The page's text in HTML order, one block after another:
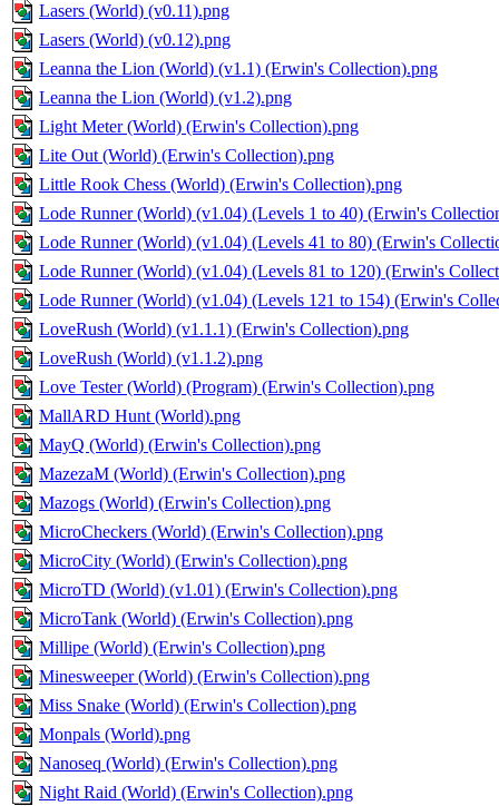
Lasers (World) (v0.11).png
Lasers (World) (v0.12).png
Leanna the Lion (World) (v1.1) (Erwin's Collection).png
Leanna the Lion (World) (v1.2).png
Light Meter (World) (Erwin's Collection).png
Lite Out (World) (Erwin's Collection).png
Little Rook Chess (World) (Erwin's Collection).png
Lode Runner (World) (v1.04) (Levels 1 to 40) (Erwin's
Lode Runner (World) (v1.04) (Levels 41 to 80) (Erwin's
Lode Runner (World) (v1.04) (Levels 81 to 120) (Erwin's
Lode Runner (World) (v1.04) (Levels 121 to 154) (Erwin's
LoveRush (World) (v1.1.1) (Erwin's Collection).png
LoveRush (World) (v1.1.2).png
Love Tester (World) (Program) (Erwin's Collection).png
MallARD Hunt (World).png
MayQ (World) (Erwin's Collection).png
MazezaM (World) (Erwin's Collection).png
Mazogs (World) (Erwin's Collection).png
MicroCheckers (World) (Erwin's Collection).png
MicroCity (World) (Erwin's Collection).png
MicroTD (World) (v1.01) (Erwin's Collection).png
MicroTank (World) (Erwin's Collection).png
Millipe (World) (Erwin's Collection).png
Minesweeper (World) (Erwin's Collection).png
Miss Snake (World) (Erwin's Collection).png
Monpals (World).png
Nanoseq (World) (Erwin's Collection).png
Night Raid (World) (Erwin's Collection).png